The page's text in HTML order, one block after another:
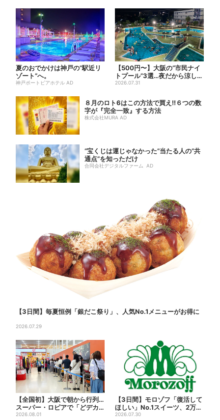
夏のおでかけは神戸の”駅近リ
ゾート”へ。
神戸ポートピアホテル AD
【500円〜】大阪の“市民ナイ
トプール”3選…夜だから涼しい
＆コスパ最強
2026.07.31
８月のロト6はこの方法で買え!!６つの数
字が『完全一致』する方法
株式会社MURA AD
“宝くじは運じゃなかった”当たる人の“共
通点”を知っただけ
合同会社デジタルファーム AD
【3日間】毎夏恒例「銀だこ祭り」、人気No.1メニューがお得に
2026.07.29
【全国初】大阪で朝から行列…
スーパー・ロピアで「どデカ
抽選会」、開始30分で“1...
2026.08.01
【3日間】モロゾフ「復活して
ほしい」No.1スイーツ、2万3
865票から選ばれた...
2026.07.30